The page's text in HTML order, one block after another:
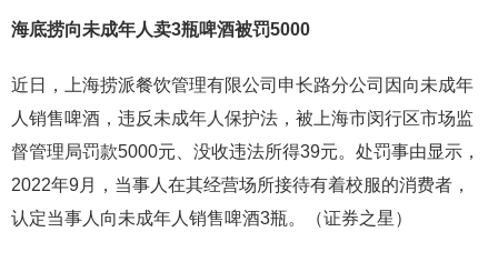
海底捞向未成年人卖3瓶啤酒被罚5000
近日，上海捞派餐饮管理有限公司申长路分公司因向未成年
人销售啤酒，违反未成年人保护法，被上海市闵行区市场监
督管理局罚款5000元、没收违法所得39元。处罚事由显示，
2022年9月，当事人在其经营场所接待有着校服的消费者，
认定当事人向未成年人销售啤酒3瓶。（证券之星）